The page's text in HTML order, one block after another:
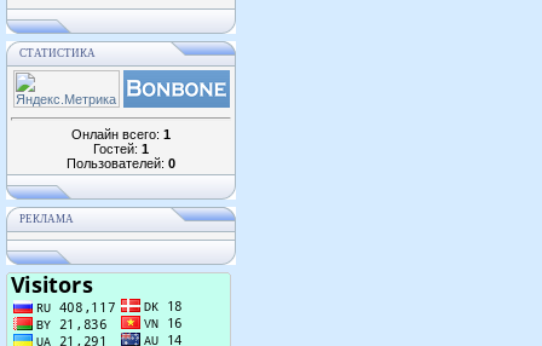
СТАТИСТИКА
Онлайн всего: 1
Гостей: 1
Пользователей: 0
РЕКЛАМА